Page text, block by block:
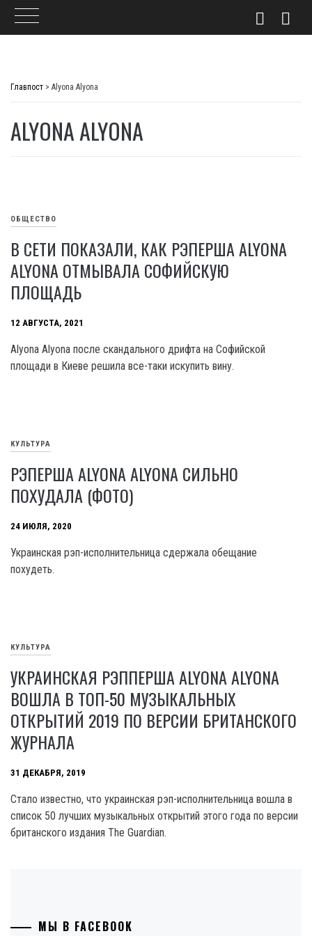
Главпост > Alyona Alyona
ALYONA ALYONA
ОБЩЕСТВО
В СЕТИ ПОКАЗАЛИ, КАК РЭПЕРША ALYONA
ALYONA ОТМЫВАЛА СОФИЙСКУЮ
ПЛОЩАДЬ
12 АВГУСТА, 2021
Alyona Alyona после скандального дрифта на Софийской
площади в Киеве решила все-таки искупить вину.
КУЛЬТУРА
РЭПЕРША ALYONA ALYONA СИЛЬНО
ПОХУДАЛА (ФОТО)
24 ИЮЛЯ, 2020
Украинская рэп-исполнительница сдержала обещание
похудеть.
КУЛЬТУРА
УКРАИНСКАЯ РЭППЕРША ALYONA ALYONA
ВОШЛА В ТОП-50 МУЗЫКАЛЬНЫХ
ОТКРЫТИЙ 2019 ПО ВЕРСИИ БРИТАНСКОГО
ЖУРНАЛА
31 ДЕКАБРЯ, 2019
Стало известно, что украинская рэп-исполнительница вошла в
список 50 лучших музыкальных открытий этого года по версии
британского издания The Guardian.
МЫ В FACEBOOK